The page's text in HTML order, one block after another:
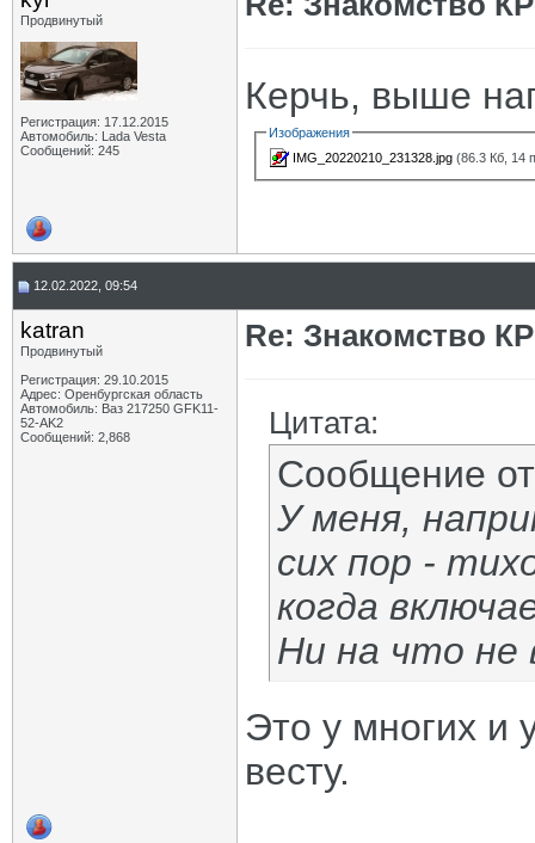
Продвинутый
Регистрация: 17.12.2015
Автомобиль: Lada Vesta
Сообщений: 245
Керчь, выше
Изображения
IMG_20220210_231328.jpg (86.3 Кб, 14
12.02.2022, 09:54
katran
Продвинутый
Регистрация: 29.10.2015
Адрес: Оренбургская область
Автомобиль: Ваз 217250 GFK11-
52-AK2
Сообщений: 2,868
Re: Знакомство
Цитата:
Сообщение
У меня,
сих пор -
когда
Ни на что не
Это у многих и
весту.